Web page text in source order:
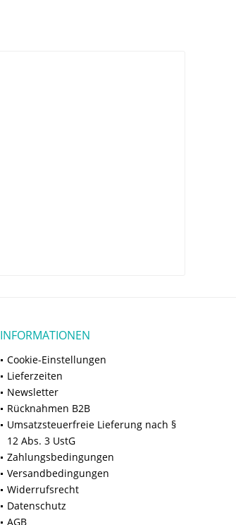
INFORMATIONEN
Cookie-Einstellungen
Lieferzeiten
Newsletter
Rücknahmen B2B
Umsatzsteuerfreie Lieferung nach §
12 Abs. 3 UstG
Zahlungsbedingungen
Versandbedingungen
Widerrufsrecht
Datenschutz
AGB